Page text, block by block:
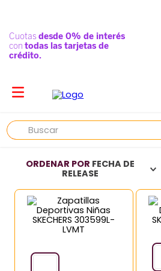
Buscar
ORDENAR POR FECHA DE
RELEASE